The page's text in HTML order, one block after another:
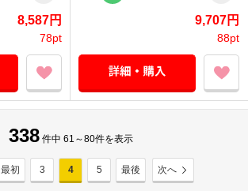
8,587円
78pt
9,707円
88pt
338 件中 61～80件を表示
最初 3 4 5 最後 次へ